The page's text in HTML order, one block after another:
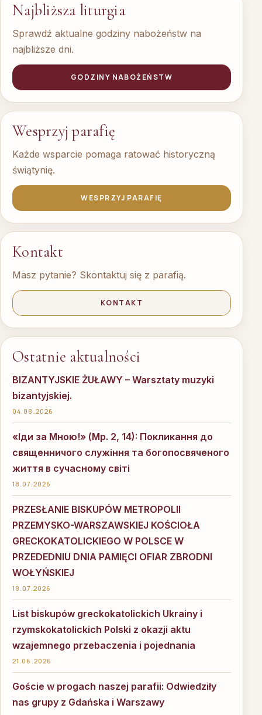
Najbliższa liturgia
Sprawdź aktualne godziny nabożeństw na
najbliższe dni.
GODZINY NABOŻEŃSTW
Wesprzyj parafię
Każde wsparcie pomaga ratować historyczną
świątynię.
WESPRZYJ PARAFIĘ
Kontakt
Masz pytanie? Skontaktuj się z parafią.
KONTAKT
Ostatnie aktualności
BIZANTYJSKIE ŻUŁAWY – Warsztaty muzyki
bizantyjskiej.
04.08.2026
«Іди за Мною!» (Мр. 2, 14): Покликання до
священничого служіння та богопосвяченого
життя в сучасному світі
18.07.2026
PRZESŁANIE BISKUPÓW METROPOLII
PRZEMYSKO-WARSZAWSKIEJ KOŚCIOŁA
GRECKOKATOLICKIEGO W POLSCE W
PRZEDEDNIU DNIA PAMIĘCI OFIAR ZBRODNI
WOŁYŃSKIEJ
18.07.2026
List biskupów greckokatolickich Ukrainy i
rzymskokatolickich Polski z okazji aktu
wzajemnego przebaczenia i pojednania
21.06.2026
Goście w progach naszej parafii: Odwiedziły
nas grupy z Gdańska i Warszawy